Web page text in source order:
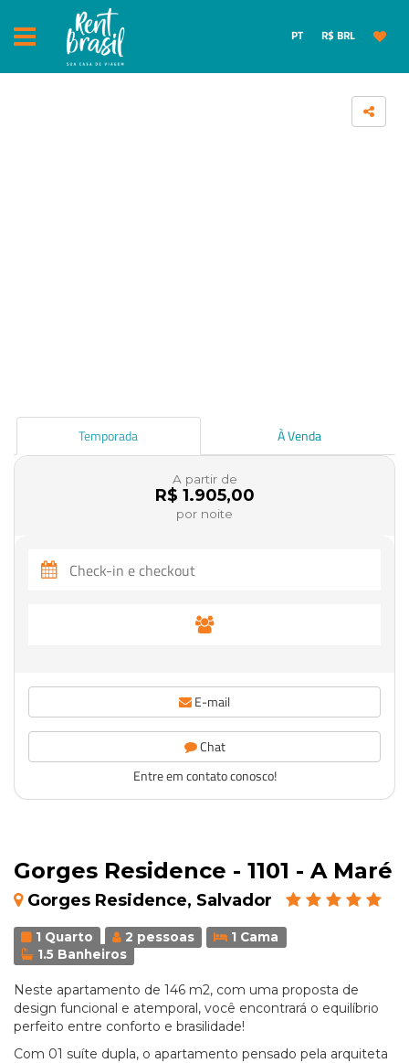
PT R$ BRL
Gorges Residence - 1101 - A Maré
Gorges Residence, Salvador
1 Quarto 2 pessoas
1 Cama
1.5 Banheiros
Neste apartamento de 146 m2, com uma proposta de
design funcional e atemporal, você encontrará o equilíbrio
perfeito entre conforto e brasilidade!
Com 01 suíte dupla, o apartamento pensado pela arquiteta
Temporada À Venda
A partir de
R$ 1.905,00
por noite
E-mail
Chat
Entre em contato conosco!